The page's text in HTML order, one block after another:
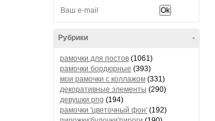
-
Рубрики
рамочки для постов (1061)
рамочки бордюрные (393)
мои рамочки с коллажом (331)
декоративные элементы (290)
девушки png (194)
рамочки 'цветочный фон' (192)